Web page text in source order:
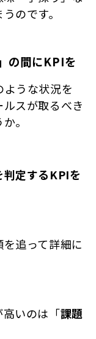
のです。
の間にKPIを
うな状況を
スが取るべき
。
判定するKPIを
追って詳細に
いのは「課題